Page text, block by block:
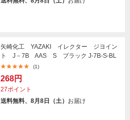
矢崎化工 YAZAKI イレクター ジヨイン
ト J－7B AAS S ブラック J-7B-S-BL
(1)
268円
27ポイント
送料無料、8月8日（土） お届け